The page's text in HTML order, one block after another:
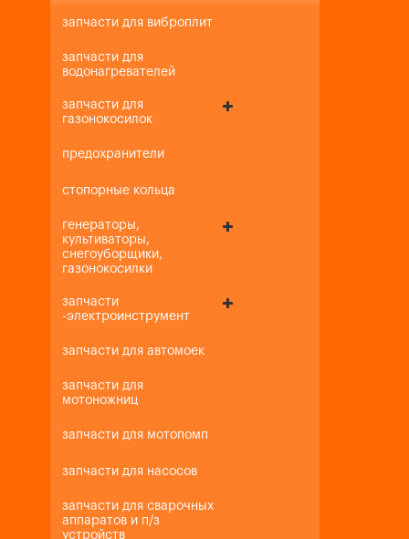
запчасти для виброплит
запчасти для
водонагревателей
запчасти для
газонокосилок
предохранители
стопорные кольца
генераторы,
культиваторы,
снегоуборщики,
газонокосилки
запчасти
-электроинструмент
запчасти для автомоек
запчасти для
мотоножниц
запчасти для мотопомп
запчасти для насосов
запчасти для сварочных
аппаратов и п/з
устройств